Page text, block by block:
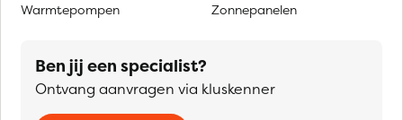
Warmtepompen
Zonnepanelen
Ben jij een specialist?
Ontvang aanvragen via kluskenner